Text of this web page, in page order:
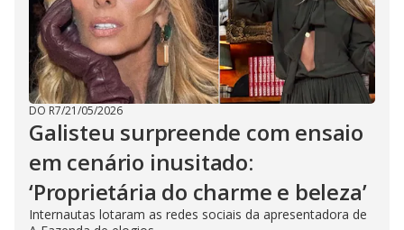
DO R7/21/05/2026
Galisteu surpreende com ensaio
em cenário inusitado:
‘Proprietária do charme e beleza’
Internautas lotaram as redes sociais da apresentadora de